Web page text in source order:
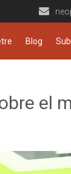
Blog
el